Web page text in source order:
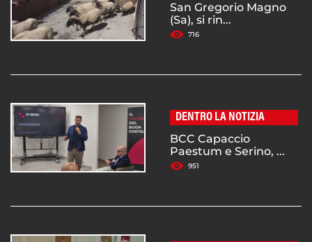
San Gregorio Magno
(Sa), si rin...
716
DENTRO LA NOTIZIA
BCC Capaccio
Paestum e Serino, ...
951